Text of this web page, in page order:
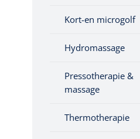
Kort-en microgolf
Hydromassage
Pressotherapie &
massage
Thermotherapie